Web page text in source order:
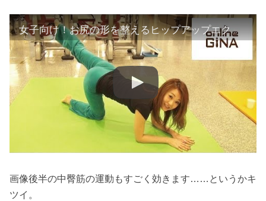
女子向け！お尻の形を整えるヒップアップエクササイズ！（泉栄子先生） #Eiko
画像後半の中臀筋の運動もすごく効きます……というかキ
ツイ。